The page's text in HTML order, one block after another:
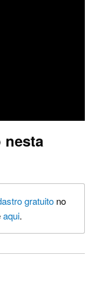
nesta
gratuito no
aqui.